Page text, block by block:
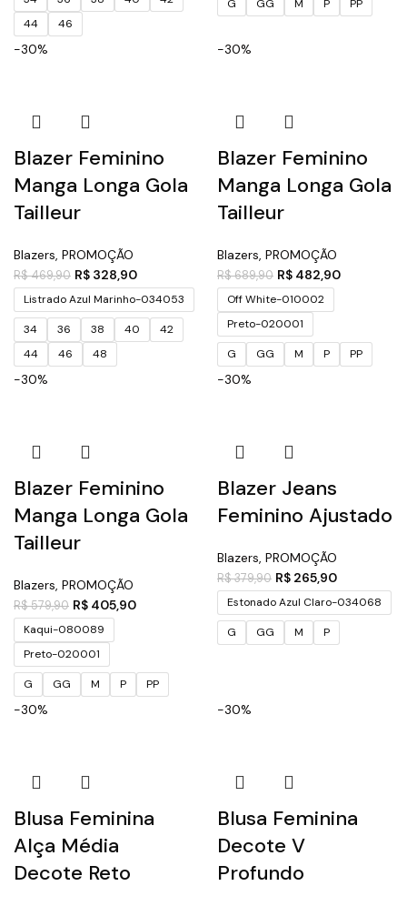
44
46
G GG M P PP
-30%
Blazer Feminino
Manga Longa Gola
Tailleur
Blazers, PROMOÇÃO
R$469,90 R$ 328,90
Listrado Azul Marinho-034053
34 36 38 40
42
44
46 48
-30%
Blazer Feminino
Manga Longa Gola
Tailleur
Blazers, PROMOÇÃO
R$689,90 R$ 482,90
Off White-010002
Preto-020001
G GG M P PP
-30%
Blazer Feminino
Manga Longa Gola
Tailleur
Blazers, PROMOÇÃO
R$579,90 R$ 405,90
Kaqui-080089
Preto-020001
G GG M P PP
-30%
Blazer Jeans
Feminino Ajustado
Blazers, PROMOÇÃO
R$379,90 R$ 265,90
Estonado Azul Claro-034068
G GG M P
-30%
Blusa Feminina
Alça Média
Decote Reto
-30%
Blusa Feminina
Decote V
Profundo